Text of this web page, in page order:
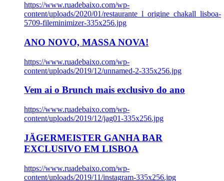
https://www.ruadebaixo.com/wp-
content/uploads/2020/01/restaurante_l_origine_chakall_lisboa-
5709-fileminimizer-335x256.jpg
ANO NOVO, MASSA NOVA!
https://www.ruadebaixo.com/wp-
content/uploads/2019/12/unnamed-2-335x256.jpg
Vem ai o Brunch mais exclusivo do ano
https://www.ruadebaixo.com/wp-
content/uploads/2019/12/jag01-335x256.jpg
JÄGERMEISTER GANHA BAR
EXCLUSIVO EM LISBOA
https://www.ruadebaixo.com/wp-
content/uploads/2019/11/instagram-335x256.jpg